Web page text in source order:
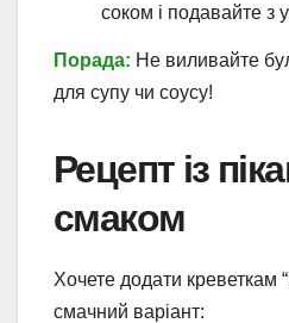
соком і подавайте з
Порада: Не виливайте
для супу чи соусу!
Рецепт із
смаком
Хочете додати креветкам
смачний варіант: